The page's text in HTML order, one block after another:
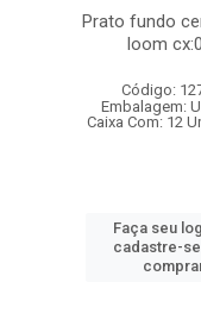
Prato fundo
loom
Código:
Embalagem:
Caixa Com: 12
Faça seu
cadastre-